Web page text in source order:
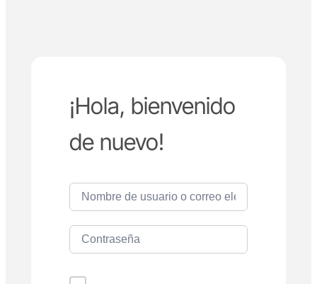
¡Hola, bienvenido
de nuevo!